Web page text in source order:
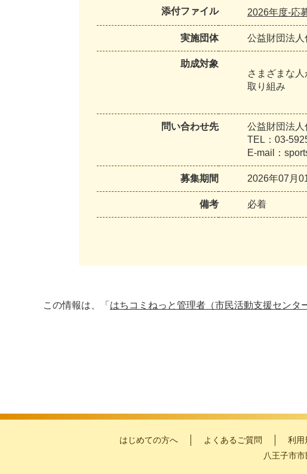
添付ファイル 2026年度-応
実施団体 公益財団法人
助成対象
さまざまな
取り組み
問い合わせ先
公益財団法
TEL：03-
E-mail：
募集期間 2026年07月
備考 必着
この情報は、「 はちコミねっと管理者（市民活動支援センタ
はじめての方へ よくあるご質問 利用
八王子市